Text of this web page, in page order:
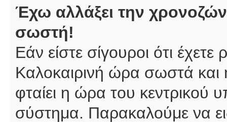
Έχω αλλάξει την
σωστή!
Εάν είστε σίγουροι ότι
Καλοκαιρινή ώρα σωστά και
φταίει η ώρα του κεντρικού
σύστημα. Παρακαλούμε να